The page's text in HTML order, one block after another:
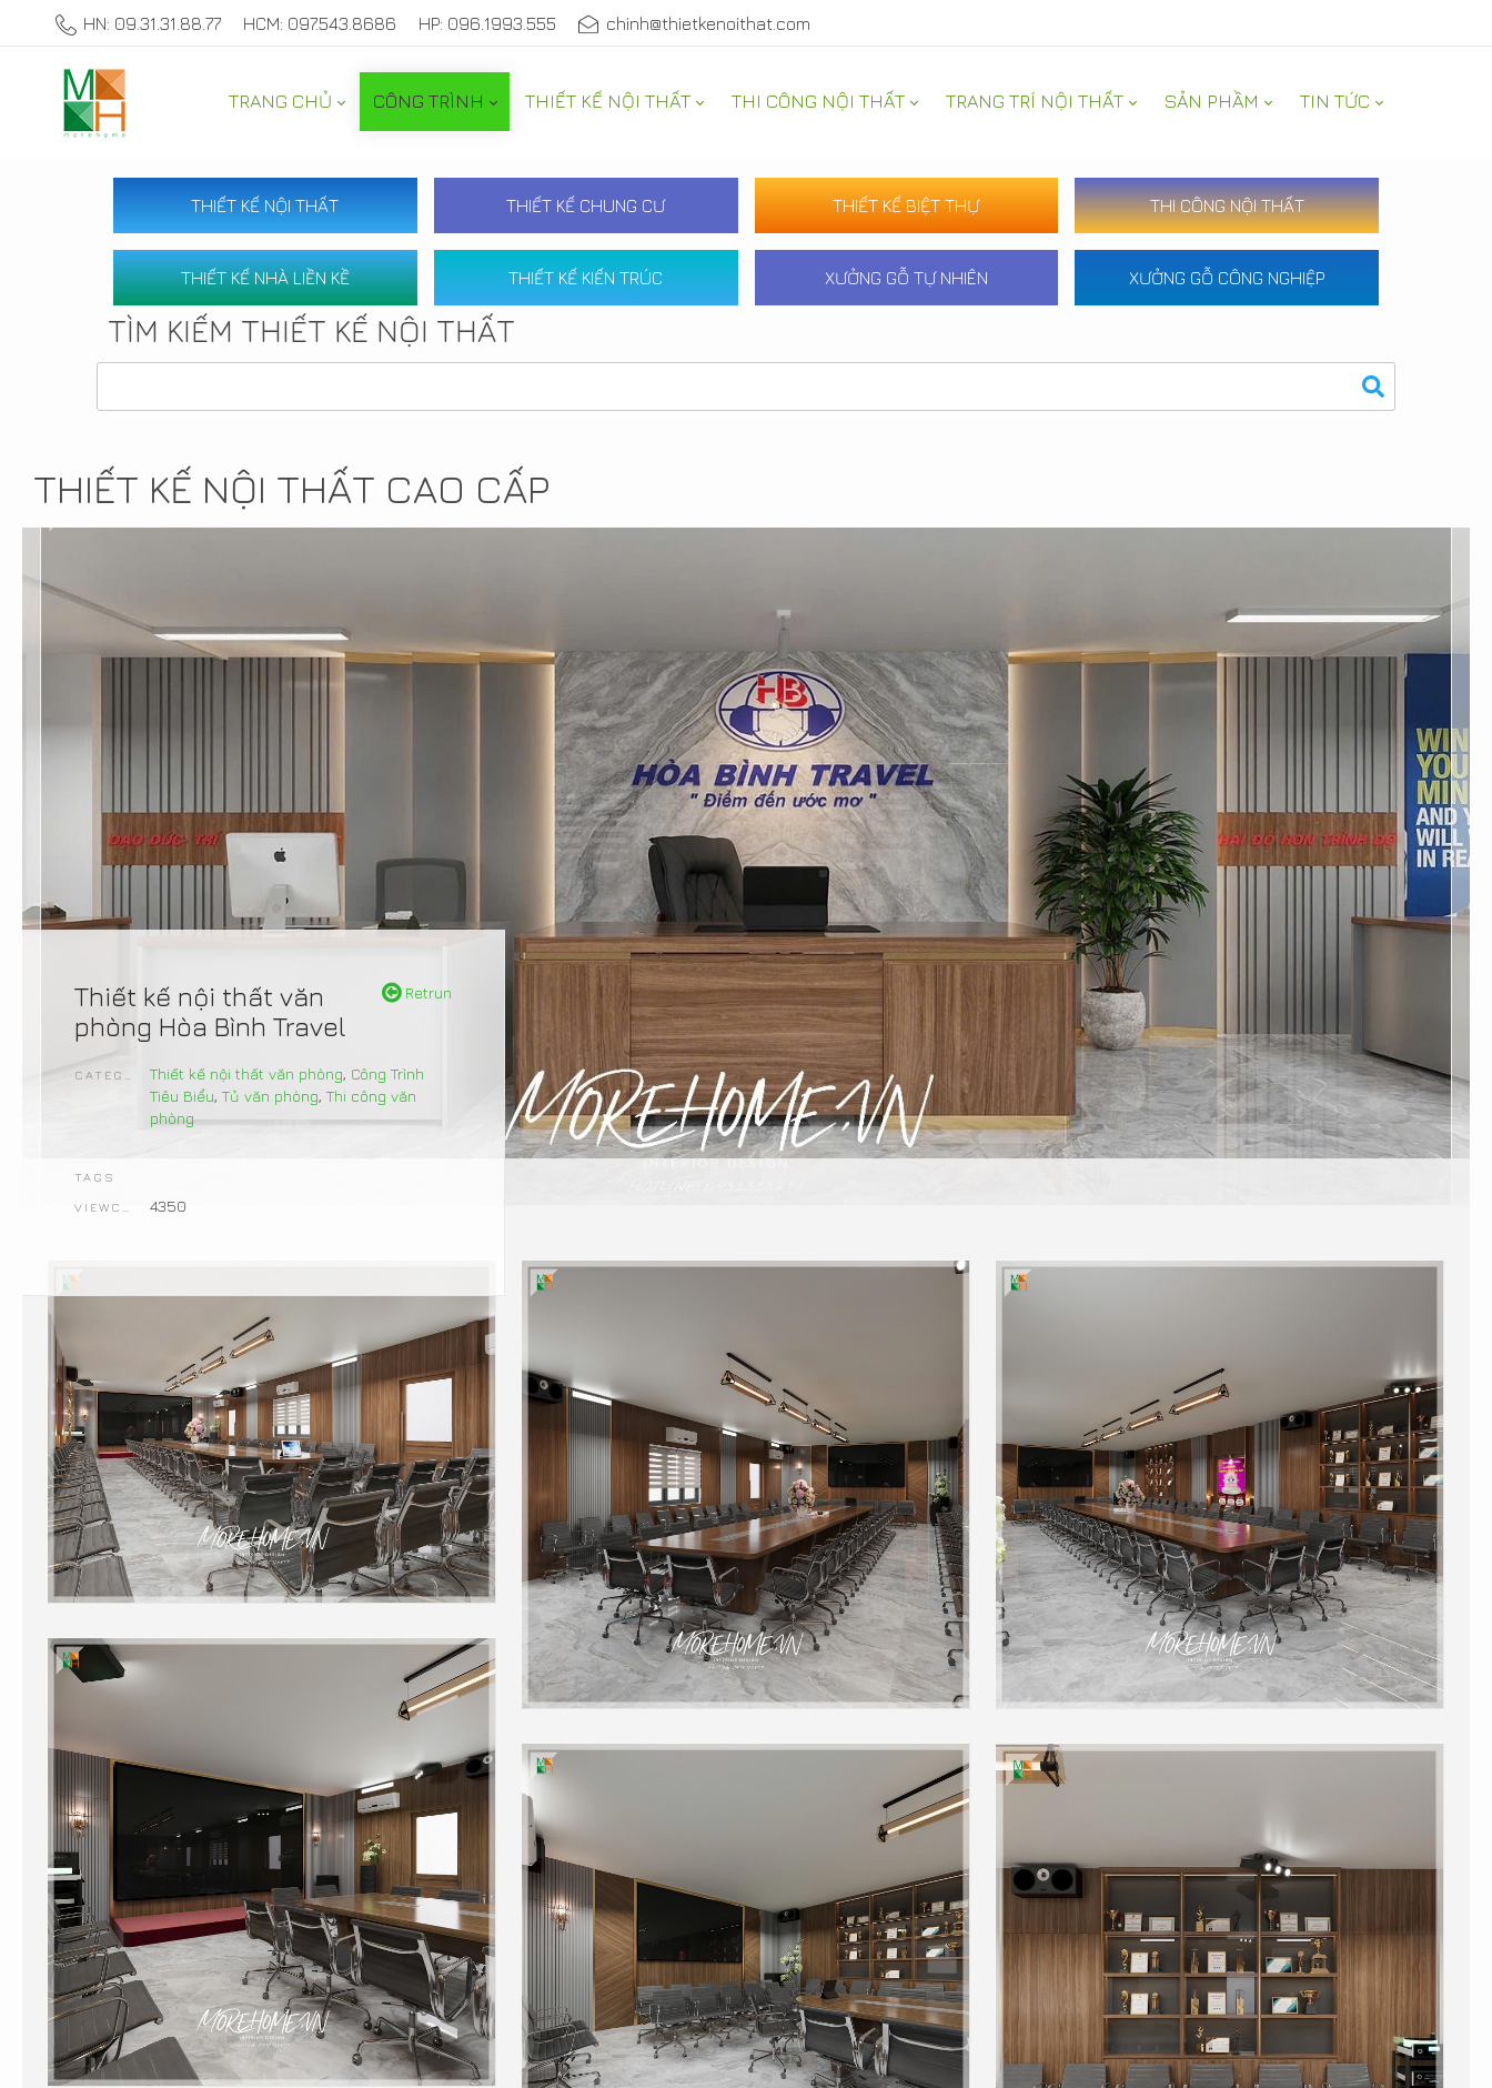
HN: 09.31.31.88.77 HCM: 097.543.8686 HP: 096.1993.555 chinh@thietkenoithat.com
TRANG CHỦ CÔNG TRÌNH THIẾT KẾ NỘI THẤT THI CÔNG NỘI THẤT TRANG TRÍ NỘI THẤT SẢN PHẦM TIN TỨC
THIẾT KẾ NỘI THẤT THIẾT KẾ CHUNG CƯ THIẾT KẾ BIỆT THỰ THI CÔNG NỘI THẤT
THIẾT KẾ NHÀ LIỀN KỀ THIẾT KẾ KIẾN TRÚC XƯỞNG GỖ TỰ NHIÊN XƯỞNG GỖ CÔNG NGHIỆP
TÌM KIẾM THIẾT KẾ NỘI THẤT
THIẾT KẾ NỘI THẤT CAO CẤP
Retrun
Thiết kế nội thất văn
phòng Hòa Bình Travel
Thiết kế nội thất văn phòng, Công Trình
Tiêu Biểu, Tủ văn phòng, Thi công văn
phòng
TAGS
4350